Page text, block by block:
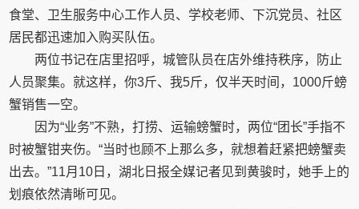
食堂、卫生服务中心工作人员、学校老师、下沉党员、社区
居民都迅速加入购买队伍。
两位书记在店里招呼，城管队员在店外维持秩序，防止
人员聚集。就这样，你3斤、我5斤，仅半天时间，1000斤螃
蟹销售一空。
因为“业务”不熟，打捞、运输螃蟹时，两位“团长”手指不
时被蟹钳夹伤。“当时也顾不上那么多，就想着赶紧把螃蟹卖
出去。”11月10日，湖北日报全媒记者见到黄骏时，她手上的
划痕依然清晰可见。